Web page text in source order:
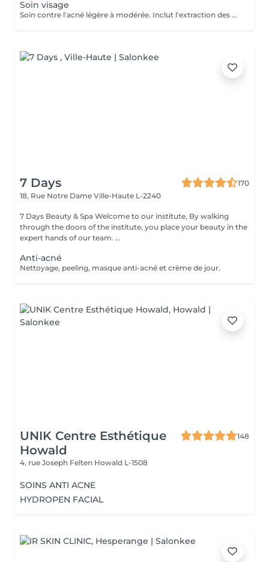
Soin visage
Soin contre l'acné légère à modérée. Inclut l'extraction des comédons, micro kystes, désinfection de pustules et soins adaptés. J'accorde beaucoup d'importance à expliquer les bons gestes à mes jeunes client(e)s afin qu'il prennent conscience de leur peau et prennent les bonnes habitudes. Pour de meilleurs résultats je conseille 1 soin par semaine sur 1 mois. Important: J'accorde autant d'importance à la relaxation et l'intimité de mes jeunes clients. De ce fait aucun accompagnant ne sera autorisé à rester dans la cabine durant le soin Inclut: Nettoyage et extraction de kystes, comédons et pustules. Désinfection et soins purifiants adaptés. Matériel stérilisé et/ou à usage unique.
7 Days
170
18, Rue Notre Dame Ville-Haute L-2240
7 Days Beauty & Spa Welcome to our institute, By walking
through the doors of the institute, you place your beauty in the
expert hands of our team. ...
Anti-acné
Nettoyage, peeling, masque anti-acné et crème de jour.
UNIK Centre Esthétique
Howald
148
4, rue Joseph Felten Howald L-1508
SOINS ANTI ACNE
HYDROPEN FACIAL